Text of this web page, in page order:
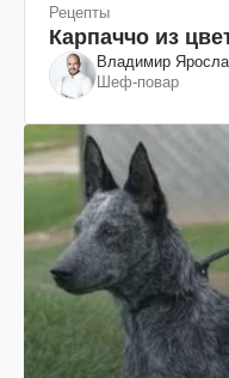
Рецепты
Карпаччо из
Владимир
Шеф-повар